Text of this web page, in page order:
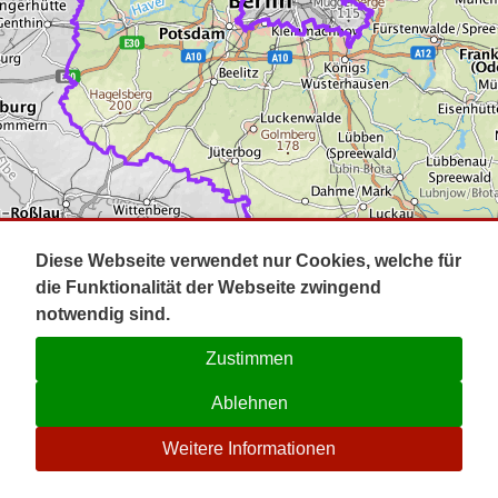
Impressum
Kontakt
☉
Diese Webseite verwendet nur Cookies, welche für
die Funktionalität der Webseite zwingend
notwendig sind.
Zustimmen
Ablehnen
Weitere Informationen